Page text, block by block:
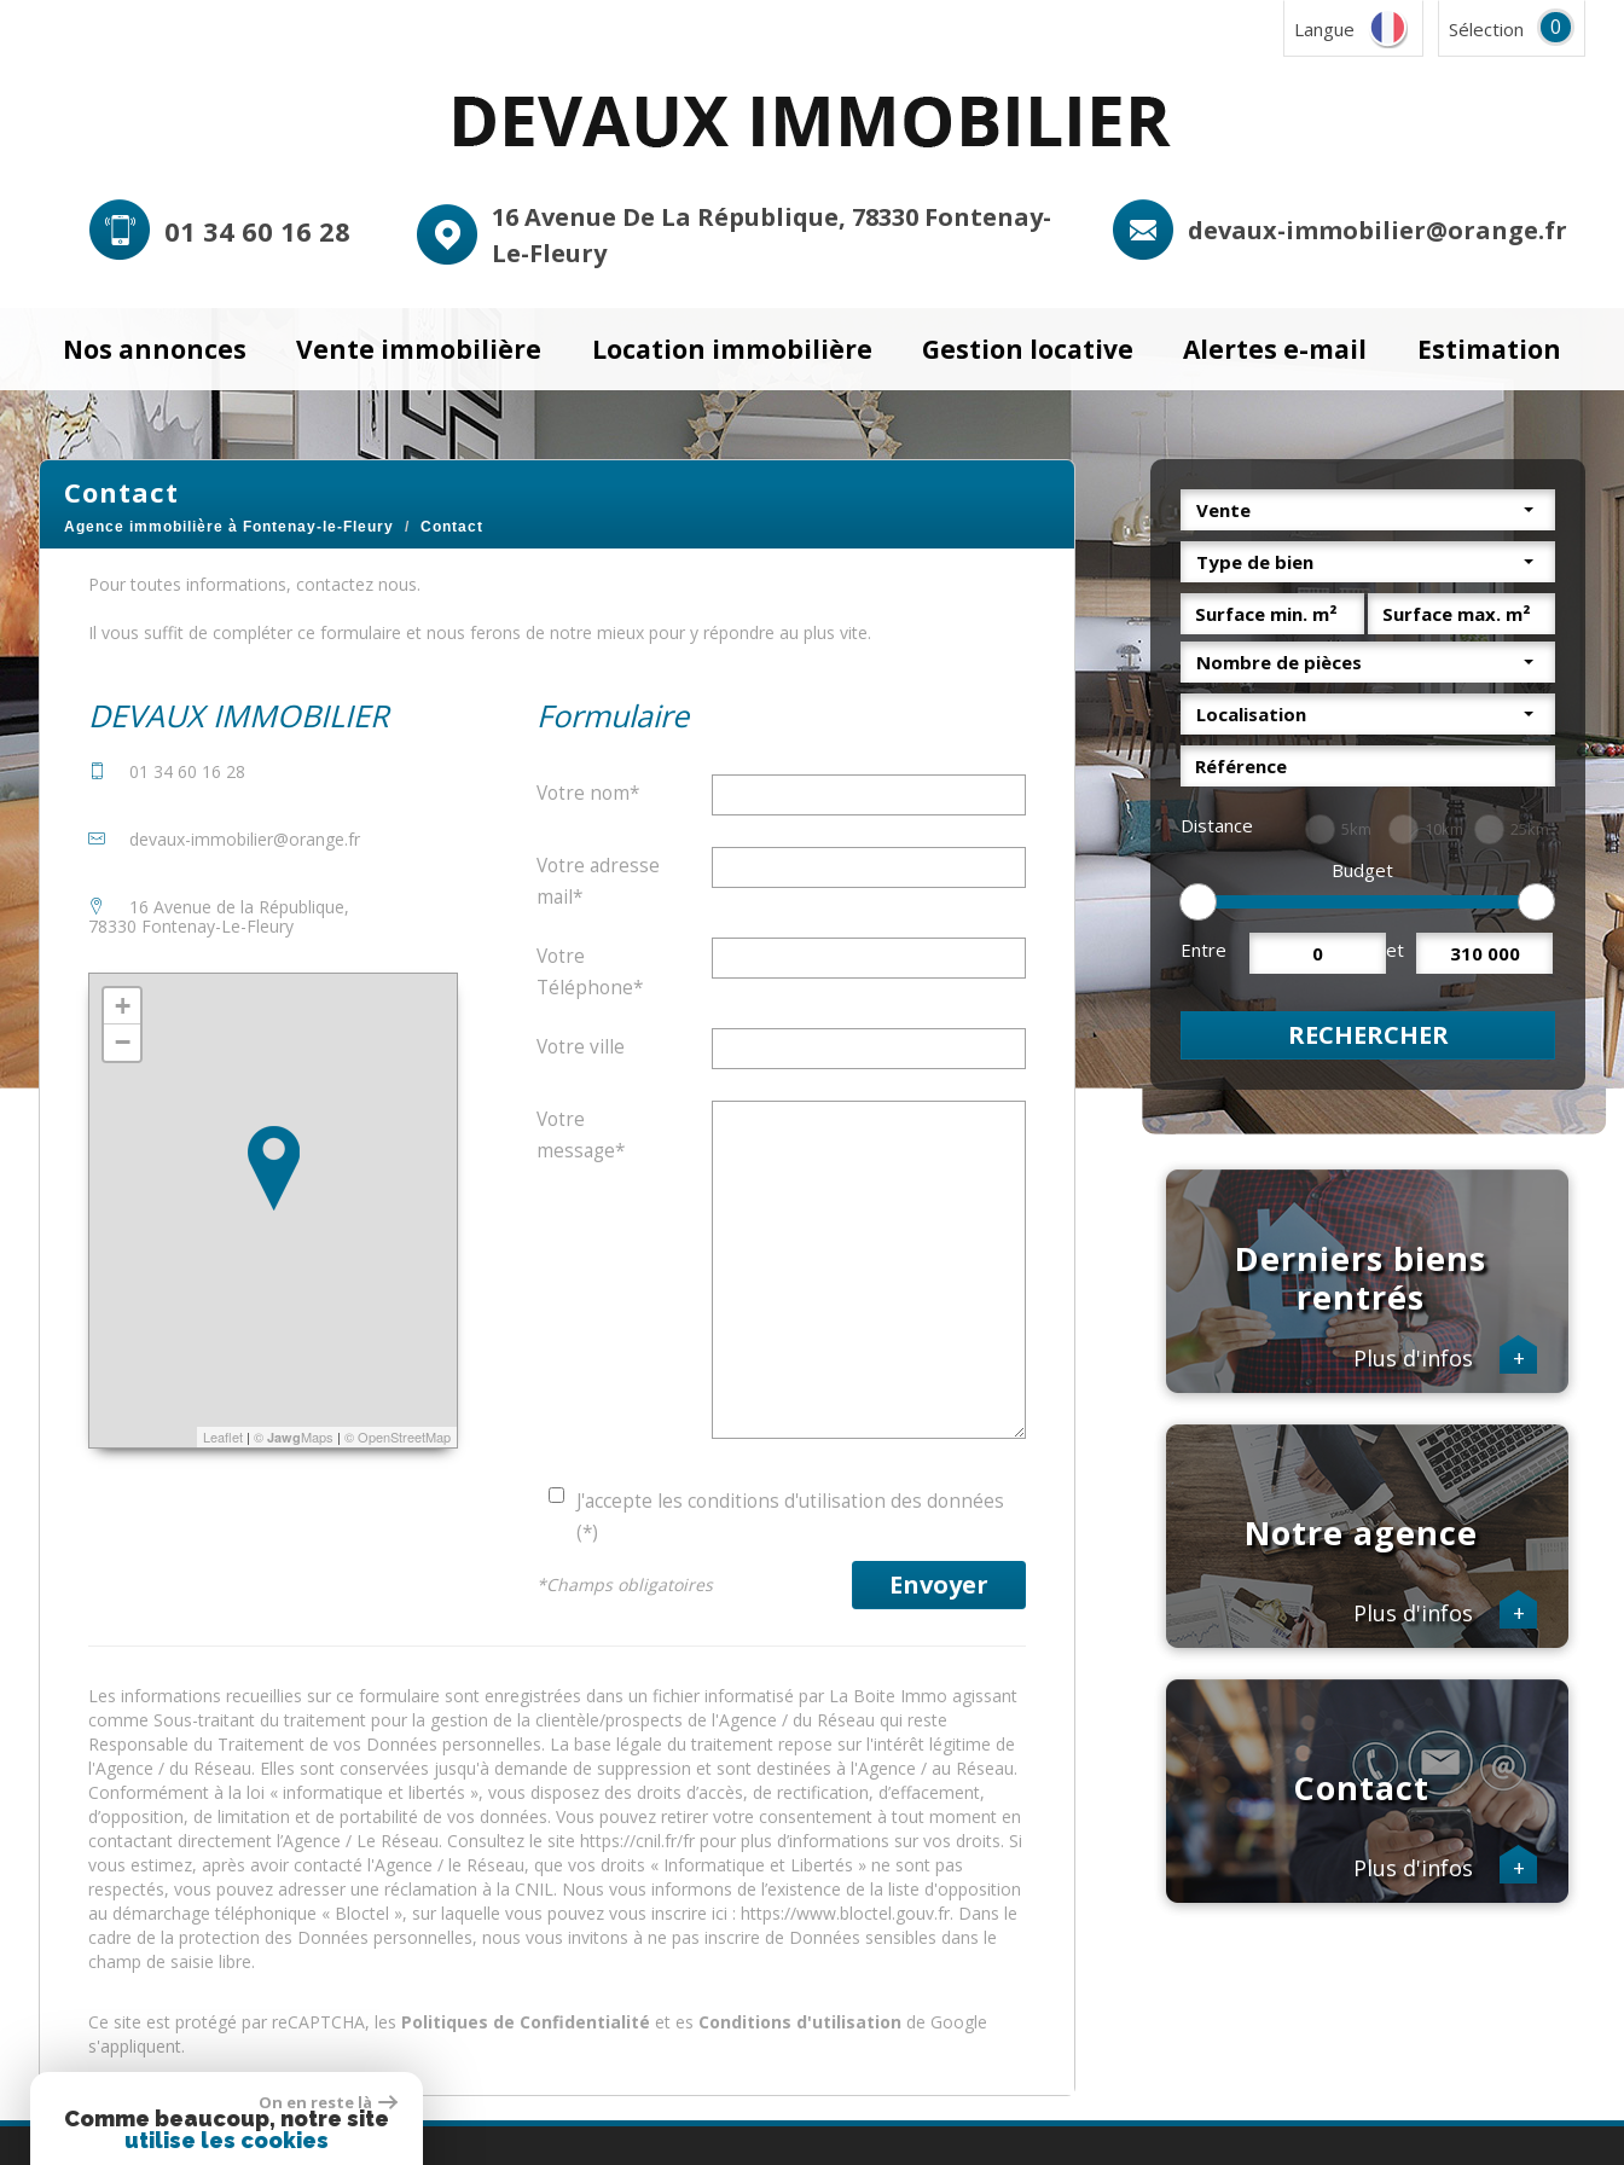
Langue Sélection 0
01 34 60 16 28
16 Avenue De La République, 78330 Fontenay-
Le-Fleury
devaux-immobilier@orange.fr
Nos annonces Vente immobilière Location immobilière Gestion locative Alertes e-mail Estimation
Vente
Type de bien
Nombre de pièces
Localisation
Distance 5km 10km 25km
Budget
Entre et
RECHERCHER
contact
Agence immobilière à Fontenay-le-Fleury Contact
Pour toutes informations, contactez nous.
Il vous suffit de compléter ce formulaire et nous ferons de notre mieux pour y répondre au plus vite.
Formulaire
Votre nom*
Votre adresse
mail*
Votre
Téléphone*
Votre ville
Votre
message*
J'accepte les conditions d'utilisation des données
(*)
Envoyer
*Champs obligatoires
DEVAUX IMMOBILIER
01 34 60 16 28
devaux-immobilier@orange.fr
16 Avenue de la République,
78330 Fontenay-Le-Fleury
+
−
Leaflet| © JawgMaps | © OpenStreetMap
Les informations recueillies sur ce formulaire sont enregistrées dans un fichier informatisé par La Boite Immo agissant
comme Sous-traitant du traitement pour la gestion de la clientèle/prospects de l'Agence / du Réseau qui reste
Responsable du Traitement de vos Données personnelles. La base légale du traitement repose sur l'intérêt légitime de
l'Agence / du Réseau. Elles sont conservées jusqu'à demande de suppression et sont destinées à l'Agence / au Réseau.
Conformément à la loi « informatique et libertés », vous disposez des droits d’accès, de rectification, d’effacement,
d’opposition, de limitation et de portabilité de vos données. Vous pouvez retirer votre consentement à tout moment en
contactant directement l’Agence / Le Réseau. Consultez le site https://cnil.fr/fr pour plus d’informations sur vos droits. Si
vous estimez, après avoir contacté l'Agence / le Réseau, que vos droits « Informatique et Libertés » ne sont pas
respectés, vous pouvez adresser une réclamation à la CNIL. Nous vous informons de l’existence de la liste d'opposition
au démarchage téléphonique « Bloctel », sur laquelle vous pouvez vous inscrire ici : https://www.bloctel.gouv.fr. Dans le
cadre de la protection des Données personnelles, nous vous invitons à ne pas inscrire de Données sensibles dans le
champ de saisie libre.
Ce site est protégé par reCAPTCHA, les Politiques de Confidentialité et es Conditions d'utilisation de Google
s'appliquent.
Derniers biens
rentrés
Plus d'infos +
Notre agence
Plus d'infos +
Contact
Plus d'infos +
On en reste là
Comme beaucoup, notre site
utilise les cookies